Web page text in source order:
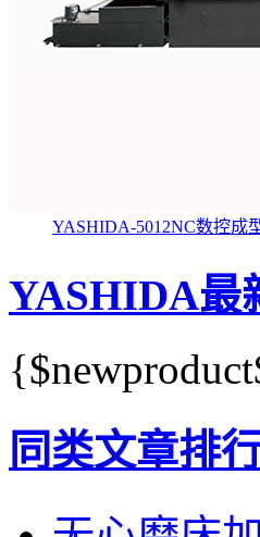
YASHIDA-5012NC数控成
YASHIDA最
同类文章排